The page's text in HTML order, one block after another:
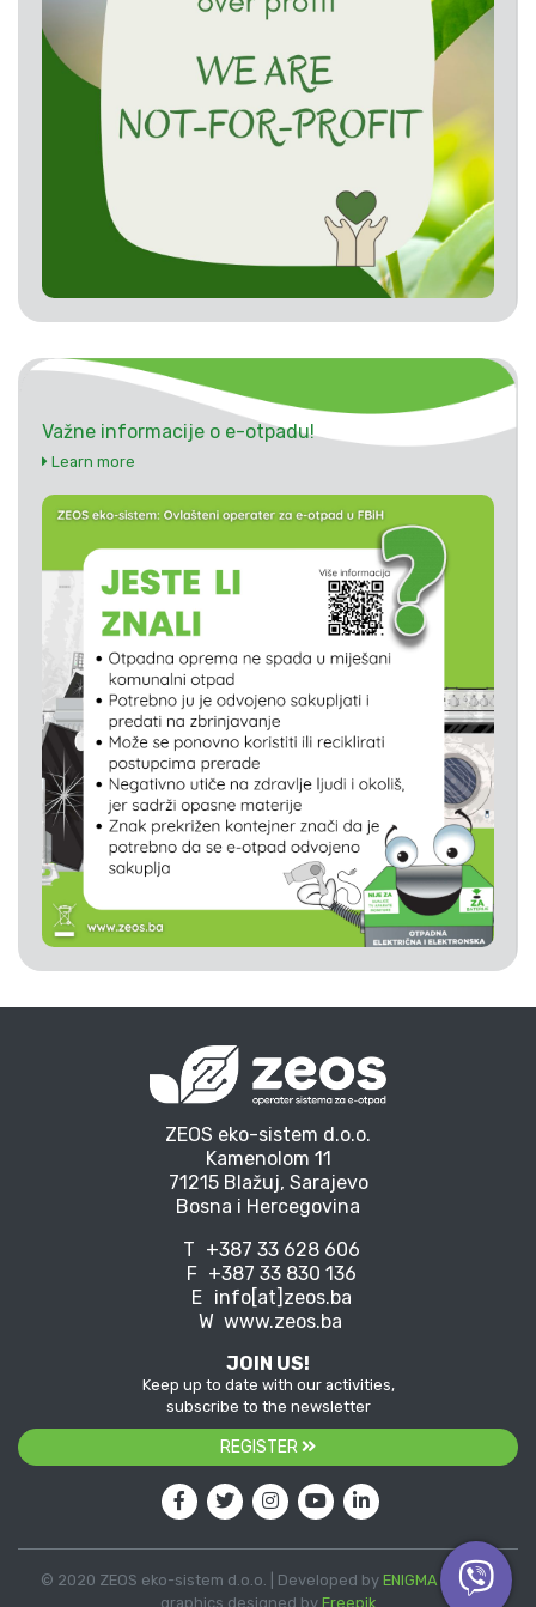
Važne informacije o e-otpadu!
Learn more
ZEOS eko-sistem d.o.o.
Kamenolom 11
71215 Blažuj, Sarajevo
Bosna i Hercegovina
T +387 33 628 606
F +387 33 830 136
E info[at]zeos.ba
W www.zeos.ba
JOIN US!
Keep up to date with our activities,
subscribe to the newsletter
REGISTER
© 2020 ZEOS eko-sistem d.o.o. | Developed by ENIGMA| Vector
graphics designed by Freepik